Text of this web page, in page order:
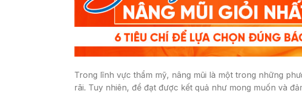
Trong lĩnh vực thẩm mỹ, nâng mũi là một trong những
rãi. Tuy nhiên, để đạt được kết quả như mong muốn và